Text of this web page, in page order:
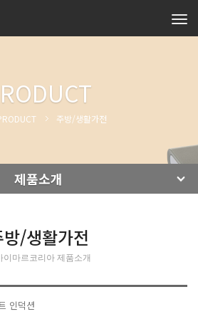
주방/생활가전
제품소개
/생활가전
이마르코리아 제품소개
인덕션